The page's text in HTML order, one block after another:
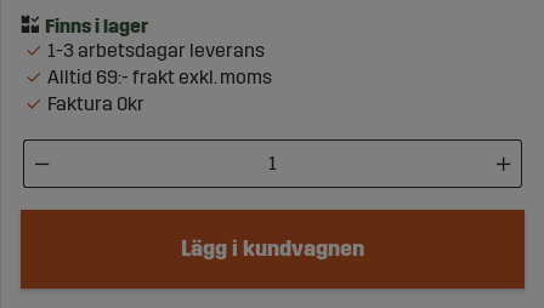
1-3 arbetsdagar leverans
Alltid 69:- frakt exkl. moms
Faktura 0kr
Lägg i kundvagnen